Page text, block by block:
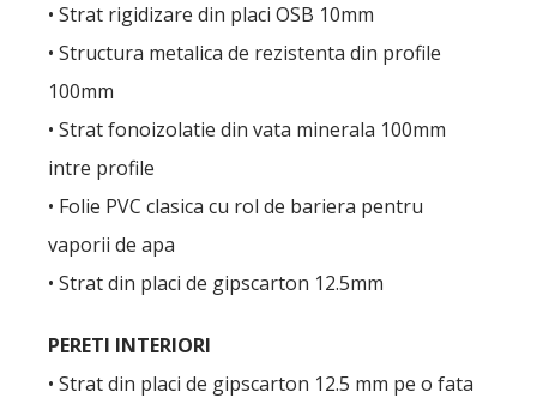
• Strat rigidizare din placi OSB 10mm
• Structura metalica de rezistenta din profile
100mm
• Strat fonoizolatie din vata minerala 100mm
intre profile
• Folie PVC clasica cu rol de bariera pentru
vaporii de apa
• Strat din placi de gipscarton 12.5mm
PERETI INTERIORI
• Strat din placi de gipscarton 12.5 mm pe o fata